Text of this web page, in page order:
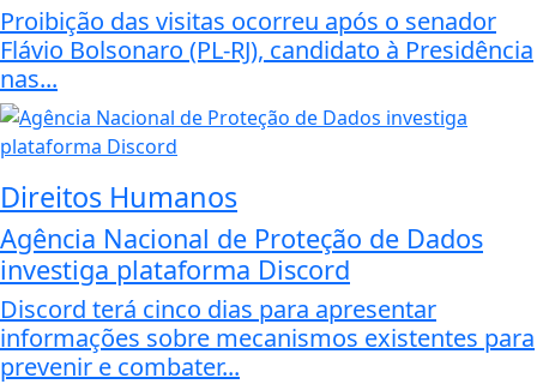
Proibição das visitas ocorreu após o senador
Flávio Bolsonaro (PL-RJ), candidato à Presidência
nas...
Direitos Humanos
Agência Nacional de Proteção de Dados
investiga plataforma Discord
Discord terá cinco dias para apresentar
informações sobre mecanismos existentes para
prevenir e combater...